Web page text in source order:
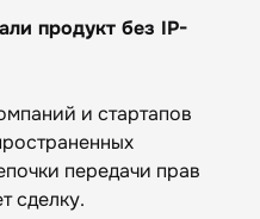
продукт без IP-
и стартапов
передачи прав
сделку.